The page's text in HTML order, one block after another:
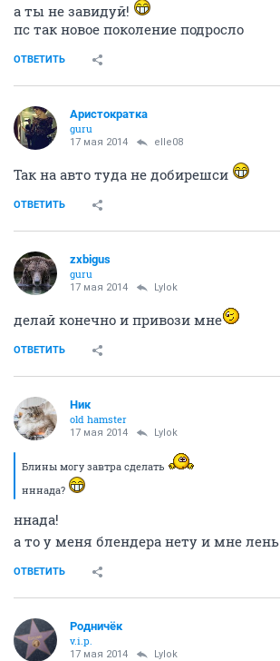
а ты не завидуй!
пс так новое поколение подросло
ОТВЕТИТЬ
Аристократка
guru
17 мая 2014 elle08
Так на авто туда не добирешси
ОТВЕТИТЬ
zxbigus
guru
17 мая 2014 Lylok
делай конечно и привози мне
ОТВЕТИТЬ
Ник
old hamster
17 мая 2014 Lylok
Блины могу завтра сделать
нннада?
ннада!
а то у меня блендера нету и мне лень
ОТВЕТИТЬ
Родничёк
v.i.p.
17 мая 2014 Lylok